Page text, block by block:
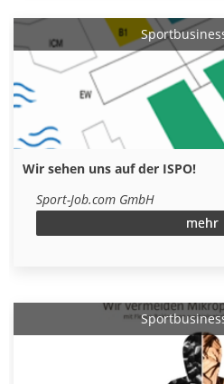
Wir sehen uns auf der ISPO!
Sport-Job.com GmbH
mehr